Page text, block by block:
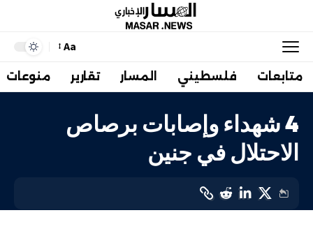
Aa
متابعات فلسطيني المسار تقارير منوعات
4 شهداء وإصابات برصاص
الاحتلال في جنين